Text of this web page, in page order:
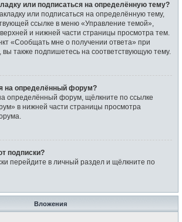
или подписаться на определённую тему?
или подписаться на определённую тему,
ссылке в меню «Управление темой»,
и нижней части страницы просмотра тем.
«Сообщать мне о получении ответа» при
также подпишетесь на соответствующую тему.
на определённый форум?
определённый форум, щёлкните по ссылке
в нижней части страницы просмотра
подписки?
перейдите в личный раздел и щёлкните по
Вложения